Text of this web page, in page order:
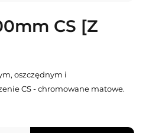
CS [Z
oszczędnym i
CS - chromowane matowe.